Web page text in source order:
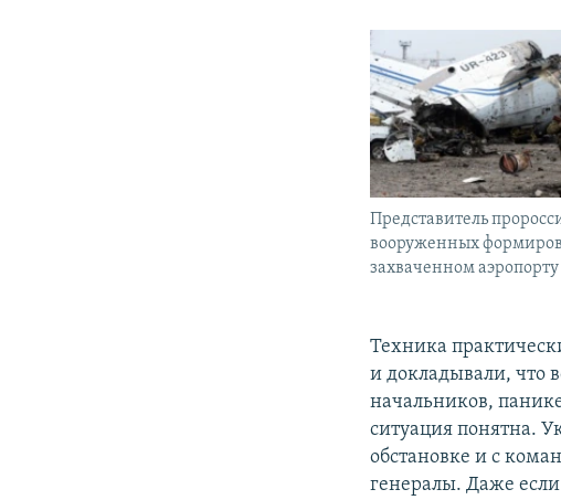
Представитель
вооруженных
захваченном
Техника
и докладывали, что
начальников,
ситуация понятна.
обстановке и с
генералы. Даже